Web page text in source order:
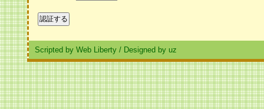
Scripted by Web Liberty / Designed by uz